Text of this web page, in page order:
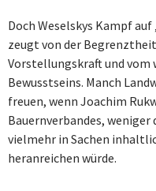
Doch Weselskys Kampf
zeugt von der
Vorstellungskraft und
Bewusstseins. Manch
freuen, wenn Joachim
Bauernverbandes,
vielmehr in Sachen
heranreichen würde.